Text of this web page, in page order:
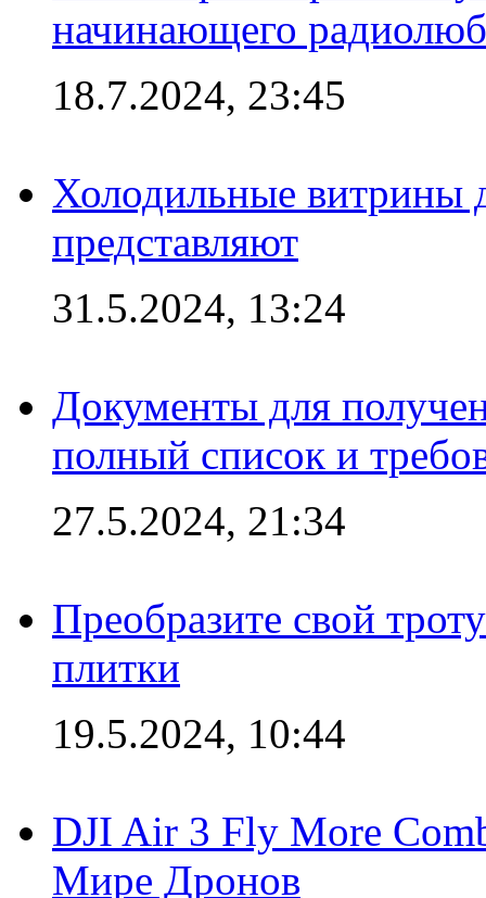
начинающего
18.7.2024, 23:45
Холодильные витрины
представляют
31.5.2024, 13:24
Документы для
полный список и
27.5.2024, 21:34
Преобразите свой
плитки
19.5.2024, 10:44
DJI Air 3 Fly More
Мире Дронов